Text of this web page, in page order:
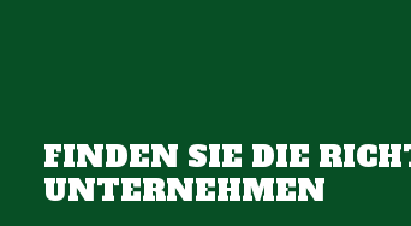
FINDEN SIE DIE
UNTERNEHMEN